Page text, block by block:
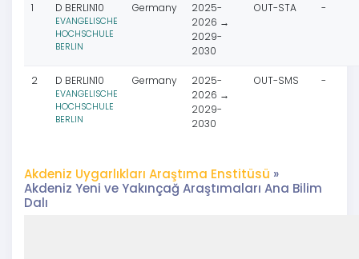
1 D BERLIN10
EVANGELISCHE
HOCHSCHULE
BERLIN
Germany
2025-
2026 →
2029-
2030
OUT-STA -
2 D BERLIN10
EVANGELISCHE
HOCHSCHULE
BERLIN
Germany
2025-
2026 →
2029-
2030
OUT-SMS -
Akdeniz Uygarlıkları Araştıma Enstitüsü »
Akdeniz Yeni ve Yakınçağ Araştımaları Ana Bilim
Dalı